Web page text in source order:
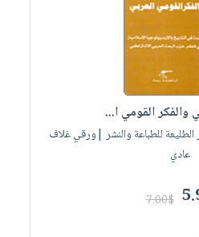
والفكر القومي ا...
الطليعة للطباعة والنشر |ورقي غلاف
عادي
7.00$